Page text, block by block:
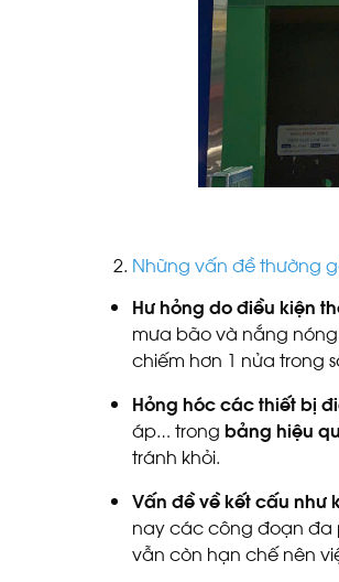
Những vấn đề thường
Hư hỏng do điều kiện
mưa bão và nắng
chiếm hơn 1 nửa trong
Hỏng hóc các thiết bị
áp… trong bảng hiệu
tránh khỏi.
Vấn đề về kết cấu như
nay các công đoạn đa
vẫn còn hạn chế nên